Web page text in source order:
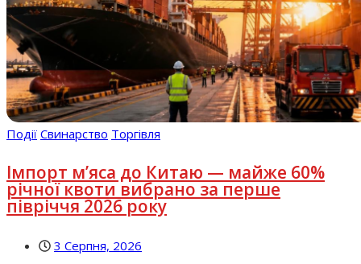
Події Свинарство Торгівля
Імпорт м’яса до Китаю — майже 60%
річної квоти вибрано за перше
півріччя 2026 року
3 Серпня, 2026